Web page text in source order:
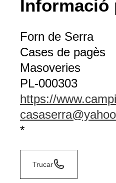
Informació
Forn de Serra
Cases de pagès
Masoveries
PL-000303
https://
*
Trucar